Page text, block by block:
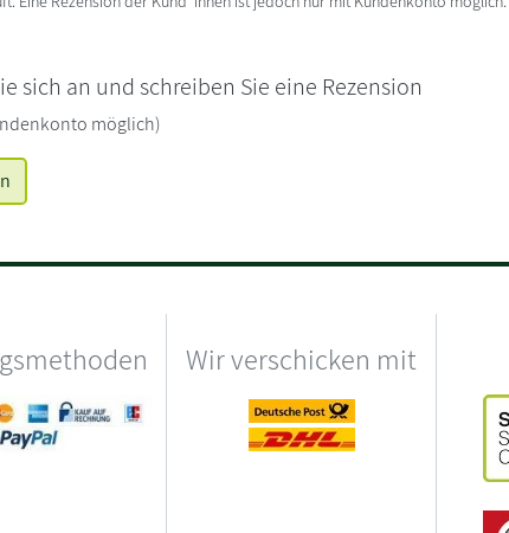
sich an und schreiben Sie eine Rezension
möglich)
Wir verschicken mit